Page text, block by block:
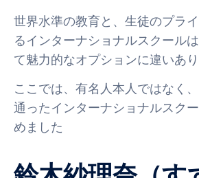
世界水準の教育と、生徒のプラ
るインターナショナルスクール
て魅力的なオプションに違いあり
ここでは、有名人本人ではなく
通ったインターナショナルスク
めました